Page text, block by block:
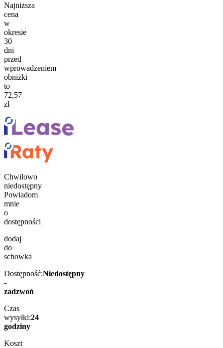
Najniższa
cena
w
okresie
30
dni
przed
wprowadzeniem
obniżki
to
72,57
zł
Chwilowo
niedostępny
Powiadom
mnie
o
dostępności
dodaj
do
schowka
Dostępność:Niedostępny
-
zadzwoń
Czas
wysyłki:24
godziny
Koszt